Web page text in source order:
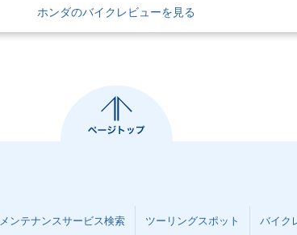
ホンダのバイクレビューを見る
メンテナンスサービス検索 ツーリングスポット バイク